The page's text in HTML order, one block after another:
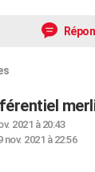
2021 à 20:43
nov. 2021 à 22:56